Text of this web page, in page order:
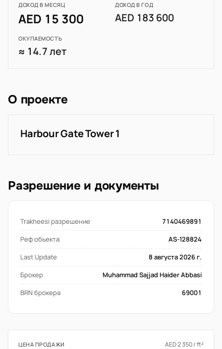
ДОХОД В МЕСЯЦ
AED 15 300
ДОХОД В ГОД
AED 183 600
ОКУПАЕМОСТЬ
≈ 14.7 лет
О проекте
Harbour Gate Tower 1
Разрешение и документы
Trakheesi разрешение
7140469891
Реф объекта
AS-128824
Last Update
8 августа 2026 г.
Брокер
Muhammad Sajjad Haider Abbasi
BRN брокера
69001
ЦЕНА ПРОДАЖИ AED 2 350 / ft²